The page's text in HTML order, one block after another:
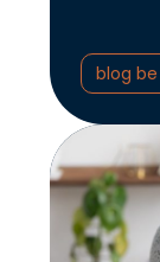
blog be